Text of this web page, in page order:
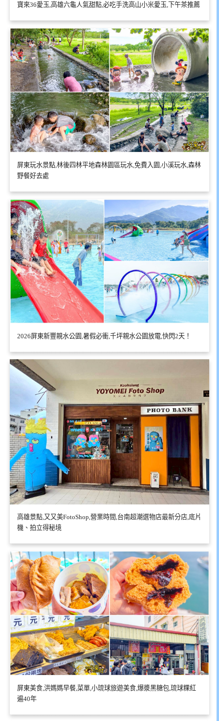
寶來36愛玉,高雄六龜人氣甜點,必吃手洗高山小米愛玉,下午茶推薦
屏東玩水景點,林後四林平地森林園區玩水,免費入園,小溪玩水,森林
野餐好去處
2026屏東新豐親水公園,暑假必衝,千坪親水公園放電,快閃2天！
高雄景點,又又美FotoShop,營業時間,台南超潮選物店最新分店,底片
機、拍立得秘境
屏東美食,洪媽媽早餐,菜單,小琉球旅遊美食,爆漿黑糖包,琉球粿紅
遍40年